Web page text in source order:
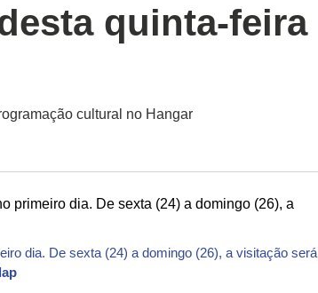
quinta-feira
cultural no Hangar
dia. De sexta (24) a domingo (26), a visitação será